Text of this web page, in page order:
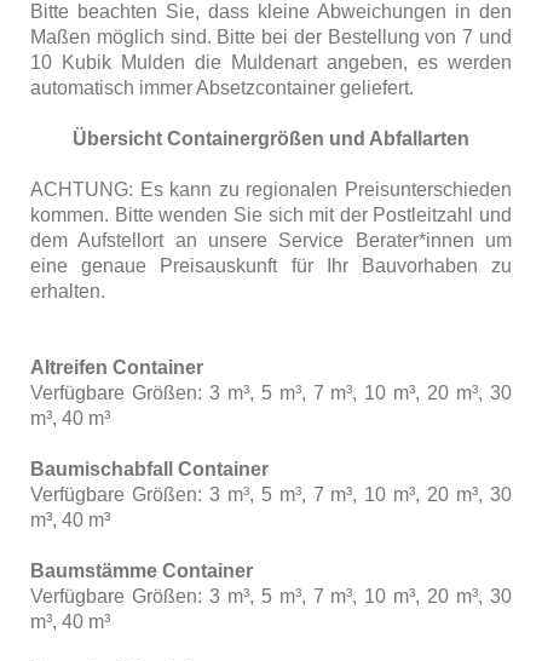
Bitte beachten Sie, dass kleine Abweichungen in den
Maßen möglich sind. Bitte bei der Bestellung von 7 und
10 Kubik Mulden die Muldenart angeben, es werden
automatisch immer Absetzcontainer geliefert.
Übersicht Containergrößen und Abfallarten
ACHTUNG: Es kann zu regionalen Preisunterschieden
kommen. Bitte wenden Sie sich mit der Postleitzahl und
dem Aufstellort an unsere Service Berater*innen um
eine genaue Preisauskunft für Ihr Bauvorhaben zu
erhalten.
Altreifen Container
Verfügbare Größen: 3 m³, 5 m³, 7 m³, 10 m³, 20 m³, 30
m³, 40 m³
Baumischabfall Container
Verfügbare Größen: 3 m³, 5 m³, 7 m³, 10 m³, 20 m³, 30
m³, 40 m³
Baumstämme Container
Verfügbare Größen: 3 m³, 5 m³, 7 m³, 10 m³, 20 m³, 30
m³, 40 m³